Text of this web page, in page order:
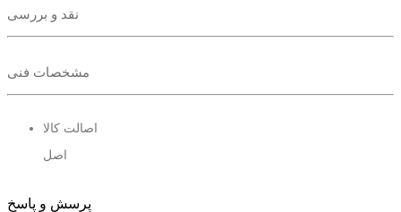
نقد و بررسی
مشخصات فنی
اصالت کالا
اصل
پرسش و پاسخ